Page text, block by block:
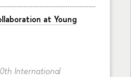
at Young
International